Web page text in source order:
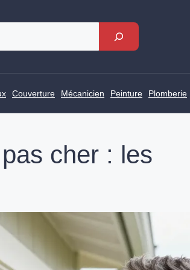
Couverture Mécanicien Peinture Plomberie
cher : les